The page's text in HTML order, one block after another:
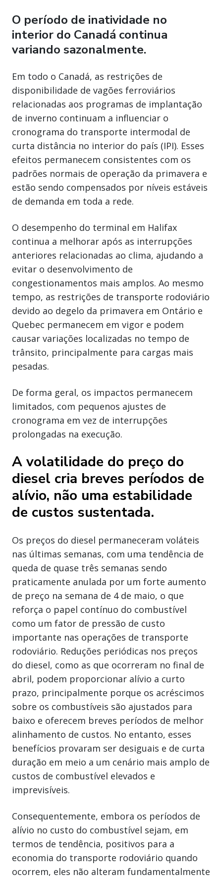
O período de inatividade no
interior do Canadá continua
variando sazonalmente.
Em todo o Canadá, as restrições de
disponibilidade de vagões ferroviários
relacionadas aos programas de implantação
de inverno continuam a influenciar o
cronograma do transporte intermodal de
curta distância no interior do país (IPI). Esses
efeitos permanecem consistentes com os
padrões normais de operação da primavera e
estão sendo compensados por níveis estáveis
de demanda em toda a rede.
O desempenho do terminal em Halifax
continua a melhorar após as interrupções
anteriores relacionadas ao clima, ajudando a
evitar o desenvolvimento de
congestionamentos mais amplos. Ao mesmo
tempo, as restrições de transporte rodoviário
devido ao degelo da primavera em Ontário e
Quebec permanecem em vigor e podem
causar variações localizadas no tempo de
trânsito, principalmente para cargas mais
pesadas.
De forma geral, os impactos permanecem
limitados, com pequenos ajustes de
cronograma em vez de interrupções
prolongadas na execução.
A volatilidade do preço do
diesel cria breves períodos de
alívio, não uma estabilidade
de custos sustentada.
Os preços do diesel permaneceram voláteis
nas últimas semanas, com uma tendência de
queda de quase três semanas sendo
praticamente anulada por um forte aumento
de preço na semana de 4 de maio, o que
reforça o papel contínuo do combustível
como um fator de pressão de custo
importante nas operações de transporte
rodoviário. Reduções periódicas nos preços
do diesel, como as que ocorreram no final de
abril, podem proporcionar alívio a curto
prazo, principalmente porque os acréscimos
sobre os combustíveis são ajustados para
baixo e oferecem breves períodos de melhor
alinhamento de custos. No entanto, esses
benefícios provaram ser desiguais e de curta
duração em meio a um cenário mais amplo de
custos de combustível elevados e
imprevisíveis.
Consequentemente, embora os períodos de
alívio no custo do combustível sejam, em
termos de tendência, positivos para a
economia do transporte rodoviário quando
ocorrem, eles não alteram fundamentalmente